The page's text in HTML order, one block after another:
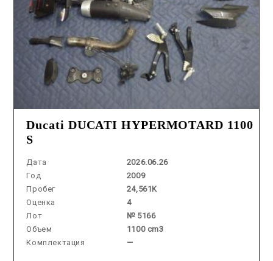
Ducati DUCATI HYPERMOTARD 1100
S
Дата
2026.06.26
Год
2009
Пробег
24,561K
Оценка
4
Лот
№ 5166
Объем
1100 cm3
Комплектация
—